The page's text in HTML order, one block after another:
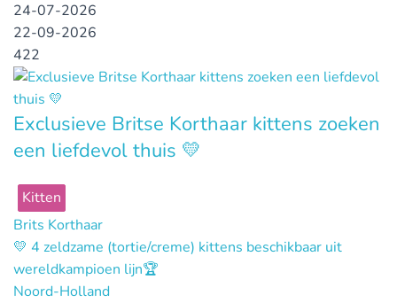
24-07-2026
22-09-2026
422
Exclusieve Britse Korthaar kittens zoeken
een liefdevol thuis 💛
Kitten
Brits Korthaar
💛 4 zeldzame (tortie/creme) kittens beschikbaar uit
wereldkampioen lijn🏆
Noord-Holland